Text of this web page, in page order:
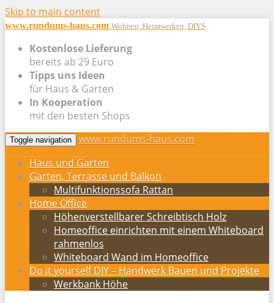
Skip to main content
www.rundums-haus.com Wohnen, Heimwerken, DIYS
Kostenlose Lieferung
bereits ab 29 Euro
Tipps uns Ideen
für Haus & Garten
In Kooperation
mit den besten Shops
Toggle navigation
www.rundums-haus.com
Haus und Garten
Garten, Terrasse und Balkon
Multifunktionssofa Rattan
Home Office
Höhenverstellbarer Schreibtisch Holz
Homeoffice einrichten mit einem Whiteboard
rahmenlos
Whiteboard Wand im Homeoffice
Do it yourself DIY – Handwerk Bauen und Projekte
Werkbank Höhe